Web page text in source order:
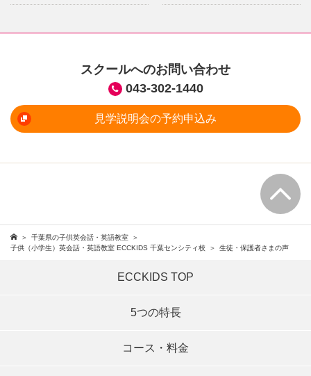
スクールへのお問い合わせ
043-302-1440
見学説明会の予約申込み
千葉県の子供英会話・英語教室
子供（小学生）英会話・英語教室 ECCKIDS 千葉センシティ校
生徒・保護者さまの声
ECCKIDS TOP
5つの特長
コース・料金